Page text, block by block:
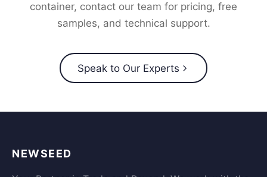
container, contact our team for pricing, free
samples, and technical support.
Speak to Our Experts
NEWSEED